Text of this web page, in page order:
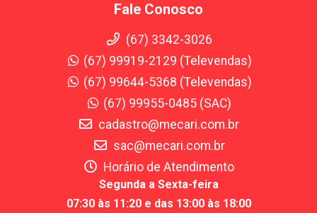
Fale Conosco
(67) 3342-3026
(67) 99919-2129 (Televendas)
(67) 99644-5368 (Televendas)
(67) 99955-0485 (SAC)
cadastro@mecari.com.br
sac@mecari.com.br
Horário de Atendimento
Segunda a Sexta-feira
07:30 às 11:20 e das 13:00 às 18:00